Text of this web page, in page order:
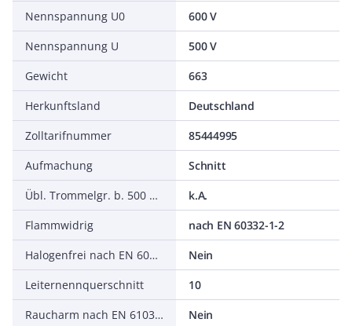
Nennspannung U0
600 V
Nennspannung U
500 V
Gewicht
663
Herkunftsland
Deutschland
Zolltarifnummer
85444995
Aufmachung
Schnitt
Übl. Trommelgr. b. 500 m Ø m
k.A.
Flammwidrig
nach EN 60332-1-2
Halogenfrei nach EN 60754-1/2
Nein
Leiternennquerschnitt
10
Raucharm nach EN 61034-2
Nein